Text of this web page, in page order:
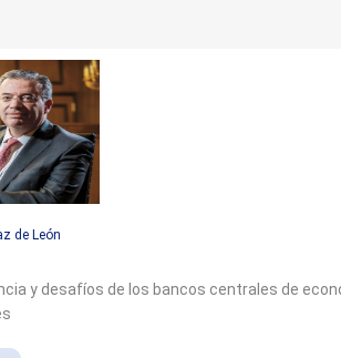
de León
y desafíos de los bancos centrales de